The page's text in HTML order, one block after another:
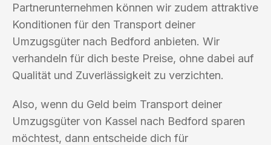
Partnerunternehmen können wir zudem attraktive
Konditionen für den Transport deiner
Umzugsgüter nach Bedford anbieten. Wir
verhandeln für dich beste Preise, ohne dabei auf
Qualität und Zuverlässigkeit zu verzichten.
Also, wenn du Geld beim Transport deiner
Umzugsgüter von Kassel nach Bedford sparen
möchtest, dann entscheide dich für